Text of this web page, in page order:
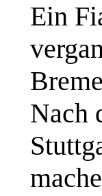
Ein
Nach